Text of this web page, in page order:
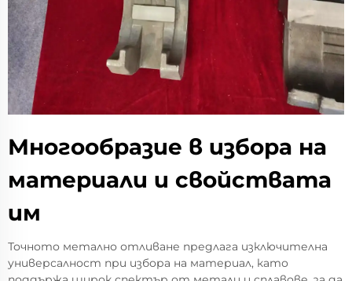
Многообразие в избора на
материали и свойствата
им
Точното метално отливане предлага изключителна
универсалност при избора на материал, като